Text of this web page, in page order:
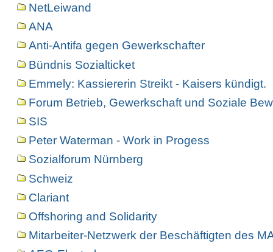
NetLeiwand
ANA
Anti-Antifa gegen Gewerkschafter
Bündnis Sozialticket
Emmely: Kassiererin Streikt - Kaisers kündigt.
Forum Betrieb, Gewerkschaft und Soziale
SIS
Peter Waterman - Work in Progess
Sozialforum Nürnberg
Schweiz
Clariant
Offshoring and Solidarity
Mitarbeiter-Netzwerk der Beschäftigten des